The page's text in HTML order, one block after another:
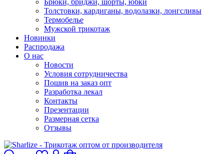
Брюки, бриджи, шорты, юбки
Толстовки, кардиганы, водолазки, лонгсливы
Термобелье
Мужской трикотаж
Новинки
Распродажа
О нас
Новости
Условия сотрудничества
Пошив на заказ опт
Разработка лекал
Контакты
Презентации
Размерная сетка
Отзывы